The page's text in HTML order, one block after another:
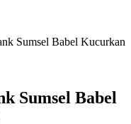
Sumsel Babel Kucurkan
Sumsel Babel